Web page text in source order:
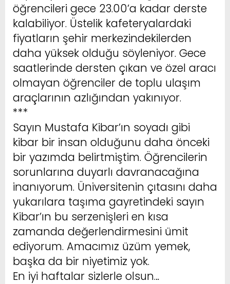
öğrencileri gece 23.00’a kadar derste
kalabiliyor. Üstelik kafeteryalardaki
fiyatların şehir merkezindekilerden
daha yüksek olduğu söyleniyor. Gece
saatlerinde dersten çıkan ve özel aracı
olmayan öğrenciler de toplu ulaşım
araçlarının azlığından yakınıyor.
***
Sayın Mustafa Kibar’ın soyadı gibi
kibar bir insan olduğunu daha önceki
bir yazımda belirtmiştim. Öğrencilerin
sorunlarına duyarlı davranacağına
inanıyorum. Üniversitenin çıtasını daha
yukarılara taşıma gayretindeki sayın
Kibar’ın bu serzenişleri en kısa
zamanda değerlendirmesini ümit
ediyorum. Amacımız üzüm yemek,
başka da bir niyetimiz yok.
En iyi haftalar sizlerle olsun…